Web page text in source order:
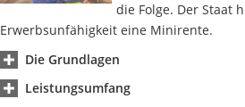
die Folge. Der Staat
Erwerbsunfähigkeit eine Minirente.
Die Grundlagen
Leistungsumfang